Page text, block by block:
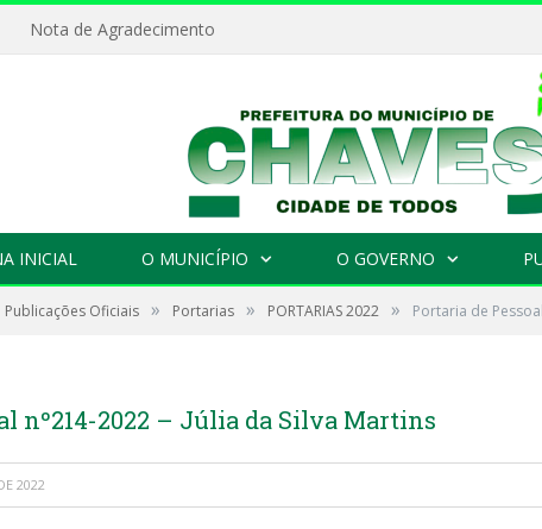
Nota de Agradecimento
INICIAL O MUNICÍPIO O GOVERNO
Publicações Oficiais » Portarias » PORTARIAS 2022 » Portaria de
nº214-2022 – Júlia da Silva Martins
2022